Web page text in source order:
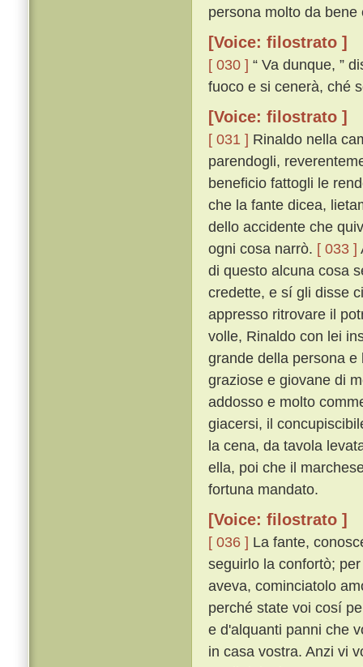
persona molto da bene
[Voice: filostrato ]
[ 030 ] “ Va dunque, ”
fuoco e si cenerà, ché
[Voice: filostrato ]
[ 031 ] Rinaldo nella
parendogli,
beneficio fattogli le
che la fante dicea,
dello accidente che
ogni cosa narrò. [ 033 ]
di questo alcuna cosa
credette, e sí gli disse
appresso ritrovare il
volle, Rinaldo con lei
grande della persona
graziose e giovane di
addosso e molto
giacersi, il
la cena, da tavola
ella, poi che il
fortuna mandato.
[Voice: filostrato ]
[ 036 ] La fante,
seguirlo la confortò;
aveva, cominciatolo
perché state voi cosí
e d'alquanti panni che
in casa vostra. Anzi vi